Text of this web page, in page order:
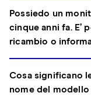
Possiedo un
cinque anni fa. E’
ricambio o
Cosa significano
nome del modello